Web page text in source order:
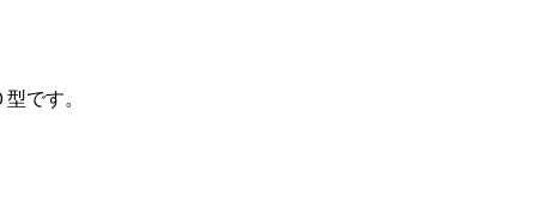
です。